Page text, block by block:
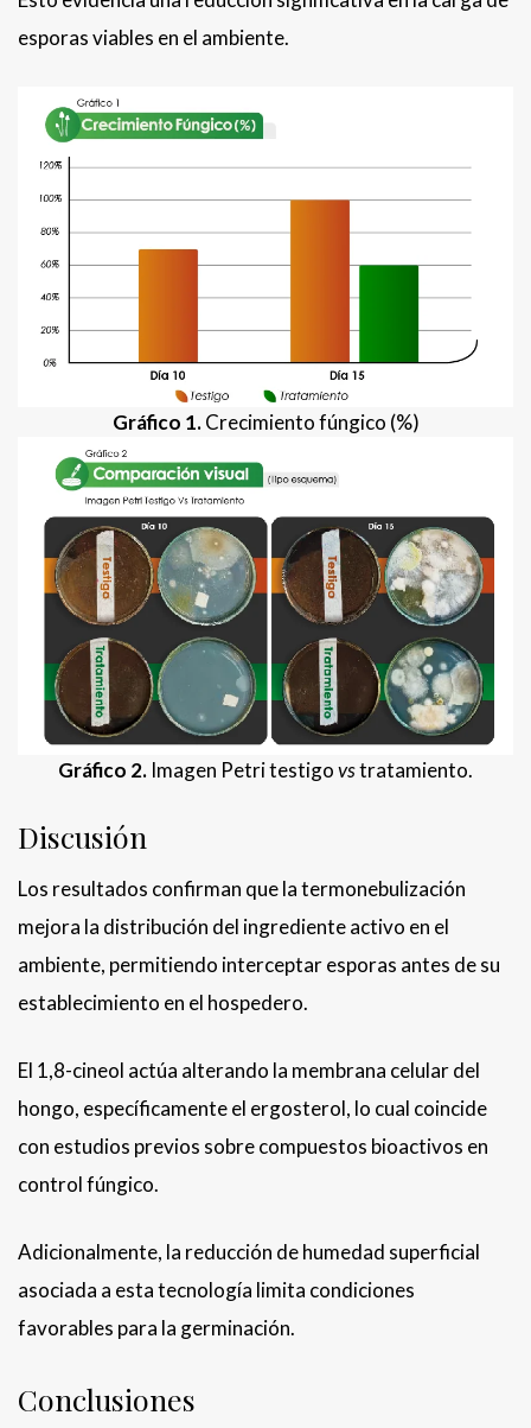
esporas viables en el ambiente.
Gráfico 1.Crecimiento fúngico (%)
Gráfico 2. Imagen Petri testigovstratamiento.
Discusión
Los resultados confirman que la termonebulización
mejora la distribución del ingrediente activo en el
ambiente, permitiendo interceptar esporas antes de su
establecimiento en el hospedero.
El 1,8-cineol actúa alterando la membrana celular del
hongo, específicamente el ergosterol, lo cual coincide
con estudios previos sobre compuestos bioactivos en
control fúngico.
Adicionalmente, la reducción de humedad superficial
asociada a esta tecnología limita condiciones
favorables para la germinación.
Conclusiones